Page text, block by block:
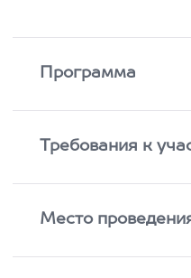
Программа
Требования к
Место